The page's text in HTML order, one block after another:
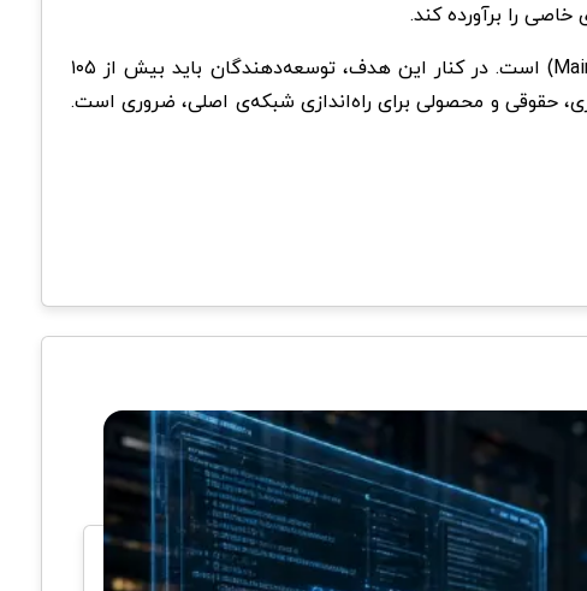
دستیابی به بیش از ۱۵ میلیون کاربر احراز هویت‌شده (KYC) تنها بخشی از پیش‌نیازهای راه‌اندازی شبکه‌ی اصلی (Mainnet) است. در کنار این هدف، توسعه‌دهندگان باید بیش از ۱۰۵
حقوقی و محصولی برای راه‌اندازی شبکه‌ی اصلی، ضروری است.